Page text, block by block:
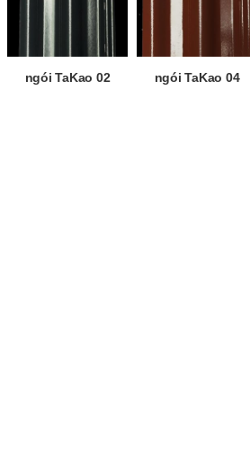
ngói TaKao 02 ngói TaKao 04